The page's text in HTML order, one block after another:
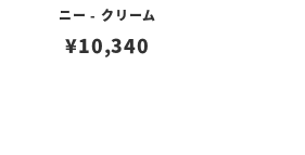
ニー - クリーム
¥10,340